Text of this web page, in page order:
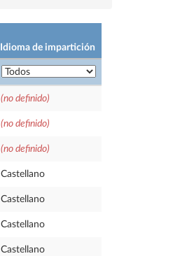
Idioma de impartición
(no definido)
(no definido)
(no definido)
Castellano
Castellano
Castellano
Castellano